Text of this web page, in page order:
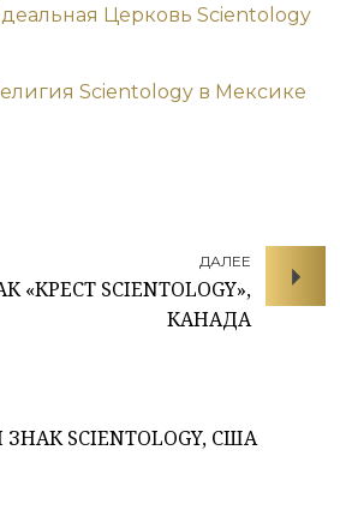
Церковь Scientology
Scientology в Мексике
SCIENTOLOGY, США
ДАЛЕЕ
SCIENTOLOGY»,
КАНАДА